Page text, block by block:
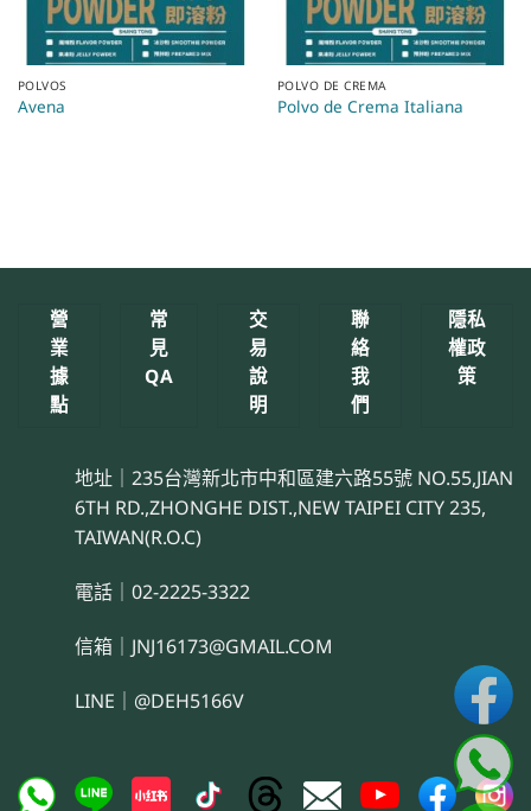
POLVOS
Avena
POLVO DE CREMA
Polvo de Crema Italiana
營
業
據
點
常
見
QA
交
易
說
明
聯
絡
我
們
隱私
權政
策
地址｜235台灣新北市中和區建六路55號 NO.55,JIAN
6TH RD.,ZHONGHE DIST.,NEW TAIPEI CITY 235,
TAIWAN(R.O.C)
電話｜02-2225-3322
信箱｜JNJ16173@GMAIL.COM
LINE｜@DEH5166V